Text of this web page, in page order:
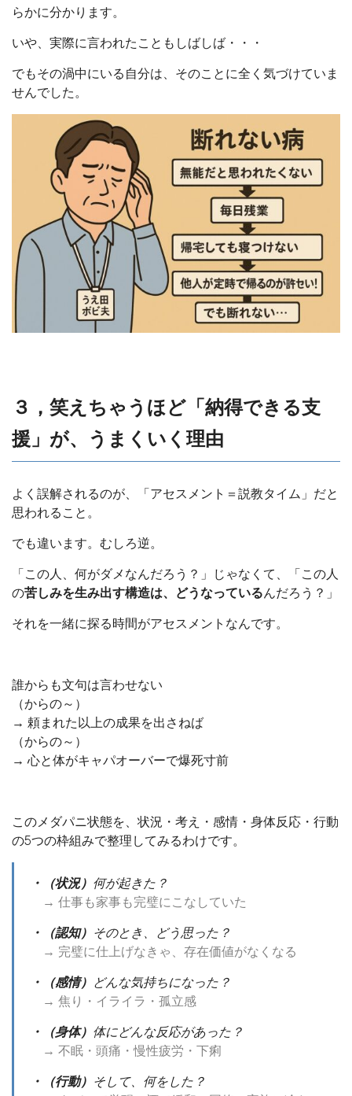
らかに分かります。
いや、実際に言われたこともしばしば・・・
でもその渦中にいる自分は、そのことに全く気づけていま
せんでした。
３，笑えちゃうほど「納得できる支
援」が、うまくいく理由
よく誤解されるのが、「アセスメント＝説教タイム」だと
思われること。
でも違います。むしろ逆。
「この人、何がダメなんだろう？」じゃなくて、「この人
の苦しみを生み出す構造は、どうなっているんだろう？」
それを一緒に探る時間がアセスメントなんです。
誰からも文句は言わせない
（からの～）
→ 頼まれた以上の成果を出さねば
（からの～）
→ 心と体がキャパオーバーで爆死寸前
このメダパニ状態を、状況・考え・感情・身体反応・行動
の5つの枠組みで整理してみるわけです。
・（状況） 何が起きた？
→ 仕事も家事も完璧にこなしていた
・（認知） そのとき、どう思った？
→ 完璧に仕上げなきゃ、存在価値がなくなる
・（感情） どんな気持ちになった？
→ 焦り・イライラ・孤立感
・（身体） 体にどんな反応があった？
→ 不眠・頭痛・慢性疲労・下痢
・（行動） そして、何をした？